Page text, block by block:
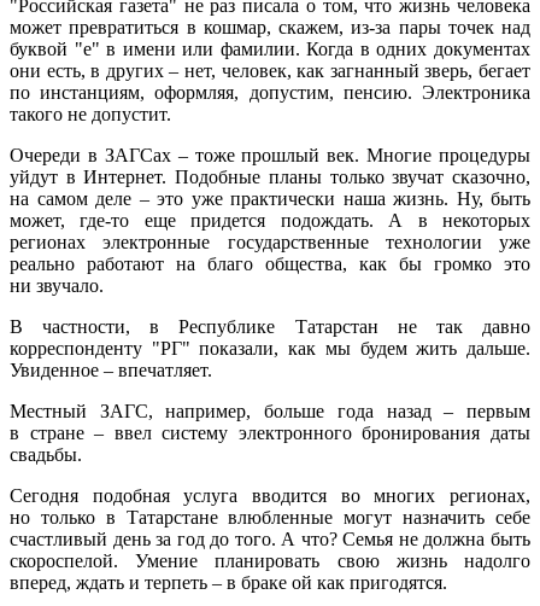
"Российская газета" не раз писала о том, что жизнь человека
может превратиться в кошмар, скажем, из-за пары точек над
буквой "е" в имени или фамилии. Когда в одних документах
они есть, в других – нет, человек, как загнанный зверь, бегает
по инстанциям, оформляя, допустим, пенсию. Электроника
такого не допустит.
Очереди в ЗАГСах – тоже прошлый век. Многие процедуры
уйдут в Интернет. Подобные планы только звучат сказочно,
на самом деле – это уже практически наша жизнь. Ну, быть
может, где-то еще придется подождать. А в некоторых
регионах электронные государственные технологии уже
реально работают на благо общества, как бы громко это
ни звучало.
В частности, в Республике Татарстан не так давно
корреспонденту "РГ" показали, как мы будем жить дальше.
Увиденное – впечатляет.
Местный ЗАГС, например, больше года назад – первым
в стране – ввел систему электронного бронирования даты
свадьбы.
Сегодня подобная услуга вводится во многих регионах,
но только в Татарстане влюбленные могут назначить себе
счастливый день за год до того. А что? Семья не должна быть
скороспелой. Умение планировать свою жизнь надолго
вперед, ждать и терпеть – в браке ой как пригодятся.